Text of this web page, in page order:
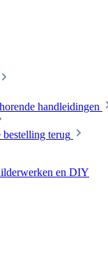
handleidingen
terug
en DIY